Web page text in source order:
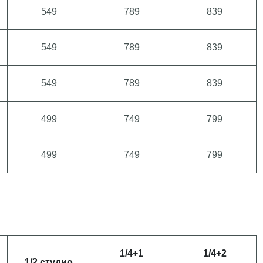
549 789 839
549 789 839
549 789 839
499 749 799
499 749 799
1/4+1 1/4+2